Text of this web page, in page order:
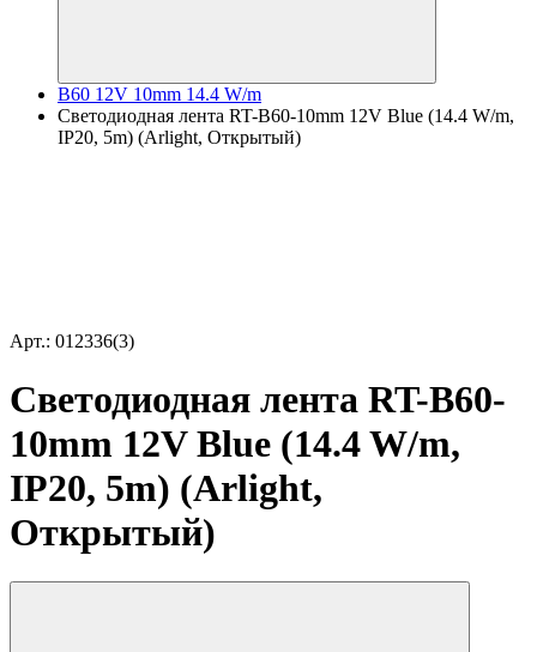
B60 12V 10mm 14.4 W/m
Светодиодная лента RT-B60-10mm 12V Blue (14.4 W/m,
IP20, 5m) (Arlight, Открытый)
Арт.: 012336(3)
Светодиодная лента RT-B60-
10mm 12V Blue (14.4 W/m,
IP20, 5m) (Arlight,
Открытый)